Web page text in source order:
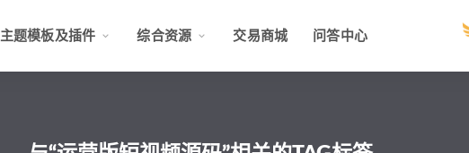
主题模板及插件 综合资源 交易商城 问答中心